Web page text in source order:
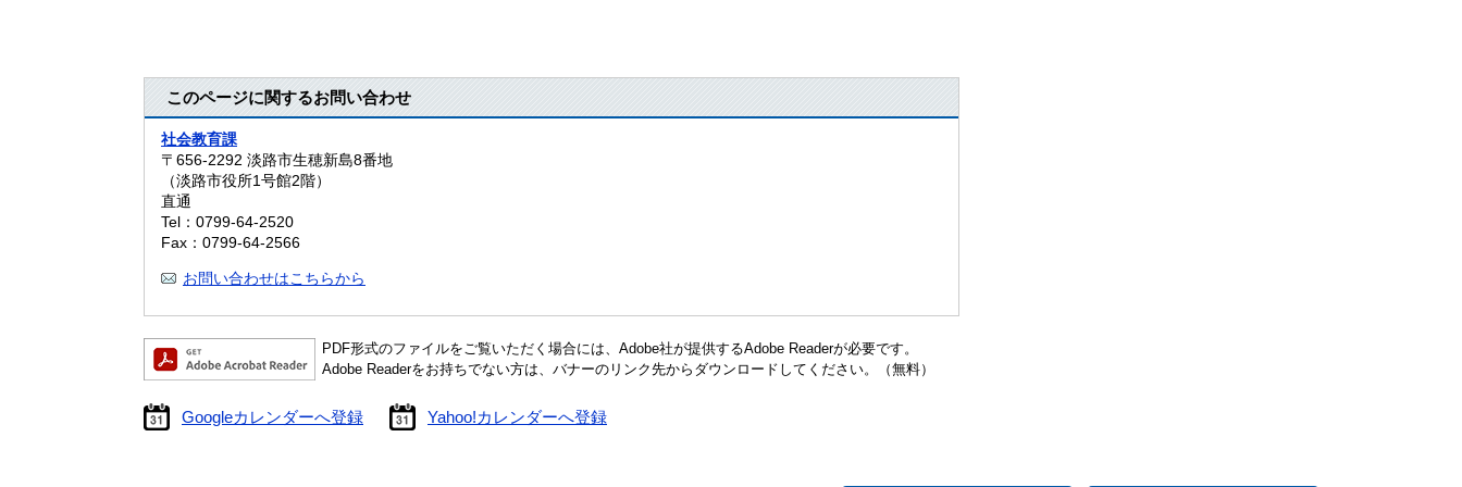
このページに関するお問い合わせ
社会教育課
〒656-2292 淡路市生穂新島8番地
（淡路市役所1号館2階）
直通
Tel：0799-64-2520
Fax：0799-64-2566
お問い合わせはこちらから
PDF形式のファイルをご覧いただく場合には、Adobe社が提供するAdobe Readerが必要です。
Adobe Readerをお持ちでない方は、バナーのリンク先からダウンロードしてください。（無料）
Googleカレンダーへ登録 Yahoo!カレンダーへ登録